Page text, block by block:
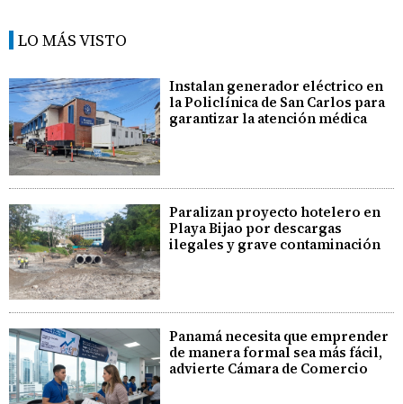
LO MÁS VISTO
Instalan generador eléctrico en
la Policlínica de San Carlos para
garantizar la atención médica
Paralizan proyecto hotelero en
Playa Bijao por descargas
ilegales y grave contaminación
Panamá necesita que emprender
de manera formal sea más fácil,
advierte Cámara de Comercio